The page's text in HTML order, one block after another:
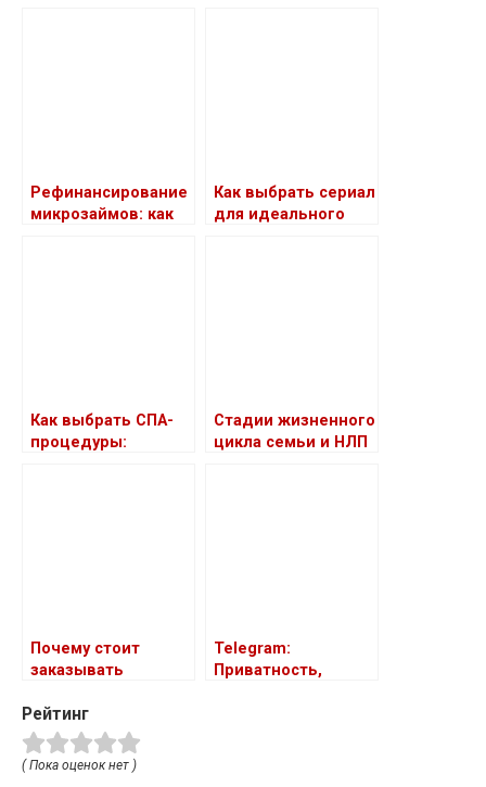
Рефинансирование
микрозаймов: как
Как выбрать сериал
для идеального
Как выбрать СПА-
процедуры:
Стадии жизненного
цикла семьи и НЛП
Почему стоит
заказывать
двери и мебель в
одном стиле
Telegram:
Приватность,
Рейтинг
( Пока оценок нет )